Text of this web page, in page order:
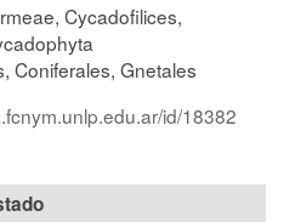
Cycadofilices,
Coniferales, Gnetales
id/18382